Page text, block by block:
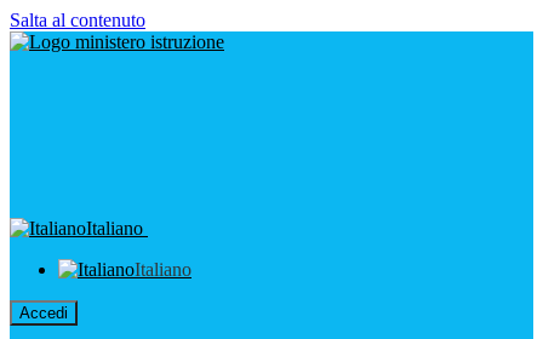
Salta al contenuto
Italiano
Italiano
Accedi